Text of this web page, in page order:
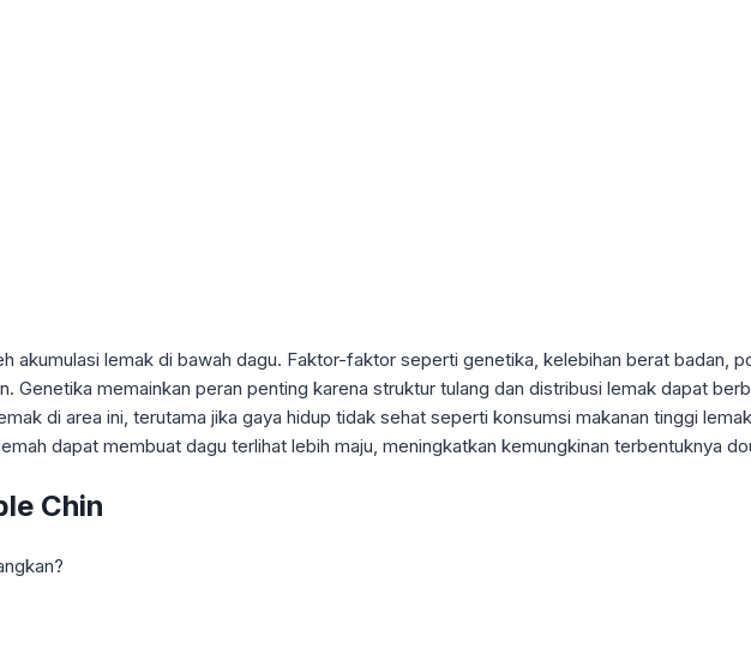
akumulasi lemak di bawah dagu. Faktor-faktor seperti genetika, kelebihan berat badan,
Genetika memainkan peran penting karena struktur tulang dan distribusi lemak dapat
di area ini, terutama jika gaya hidup tidak sehat seperti konsumsi makanan tinggi
dapat membuat dagu terlihat lebih maju, meningkatkan kemungkinan terbentuknya
Chin